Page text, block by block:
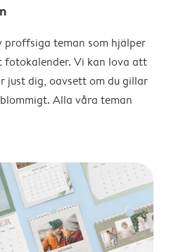
proffsiga teman som hjälper
fotokalender. Vi kan lova att
just dig, oavsett om du gillar
Alla våra teman